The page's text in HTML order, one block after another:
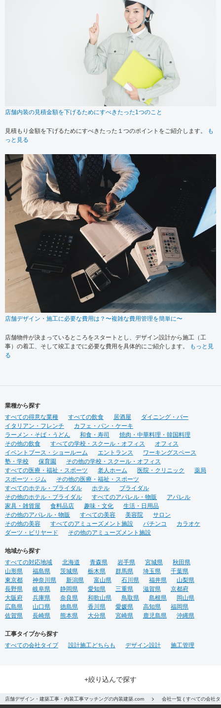
店舗内装の見積金額を下げるためにすべきたった1つのこと
見積もり金額を下げるためにすべきたった１つのポイントをご紹介します。
も
っと見る
店舗デザイン・施工に必要な費用は？〜複雑な費用管理を簡単に〜
店舗物件が決まっているところをスタートとし、デザイン設計から施工（工
事）の着工、そして竣工までに必要な費用を具体的にご紹介します。
もっと見
る
業種から探す
すべての得意な業種
すべての飲食 居酒屋
ダイニング・バー
イタリアン・フレンチ
カフェ・パン・ケーキ
ラーメン・そば・うどん
和食・寿司
焼肉・中華料理・韓国料理
その他の飲食
すべての学校・スクール・オフィス
オフィス
イベントブース・ショールーム
エントランス
ワーキングスペース
塾・学校
保育園
その他の学校・スクール・オフィス
すべての医療・福祉・スポーツ
老人ホーム 医院・クリニック
薬局
スポーツ・ジム
その他の医療・福祉・スポーツ
すべてのホテル・ブライダル
ホテル
ブライダル
その他のホテル・ブライダル
すべてのアパレル・物販
アパレル
家具・雑貨屋
食料品店 趣味・文化
生活・日用品
その他のアパレル・物販
すべての美容 美容院
サロン
その他の美容
すべてのアミューズメント施設 パチンコ
カラオケ
ダーツ・ビリヤード
その他のアミューズメント施設
地域から探す
すべての対応地域
北海道 青森県 岩手県 宮城県
秋田県
山形県
福島県 茨城県 栃木県 群馬県 埼玉県
千葉県
東京都
神奈川県 新潟県 富山県 石川県 福井県
山梨県
長野県
岐阜県 静岡県 愛知県 三重県 滋賀県
京都府
大阪府
兵庫県 奈良県 和歌山県 鳥取県 島根県
岡山県
広島県
山口県 徳島県 香川県 愛媛県 高知県
福岡県
佐賀県
長崎県 熊本県 大分県 宮崎県 鹿児島県 沖縄県
工事タイプから探す
すべての会社タイプ
設計施工どちらも デザイン設計 施工管理
+絞り込んで探す
店舗デザイン・建築工事・内装工事マッチングの内装建築.com 会社一覧 ( すべての会社